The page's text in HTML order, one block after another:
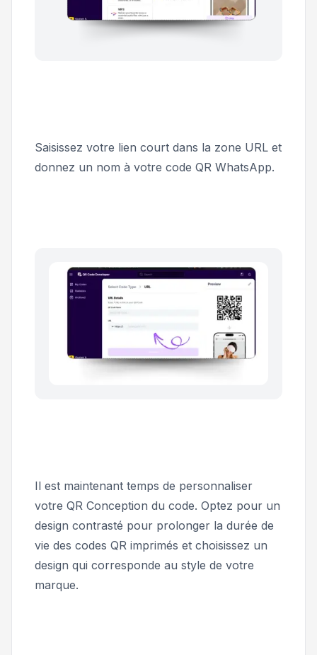
Saisissez votre lien court dans la zone URL et
donnez un nom à votre code QR WhatsApp.
Il est maintenant temps de personnaliser
votre QR Conception du code. Optez pour un
design contrasté pour prolonger la durée de
vie des codes QR imprimés et choisissez un
design qui corresponde au style de votre
marque.